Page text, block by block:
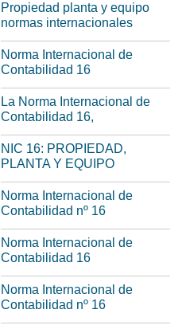
Propiedad planta y equipo
normas internacionales
Norma Internacional de
Contabilidad 16
La Norma Internacional de
Contabilidad 16,
NIC 16: PROPIEDAD,
PLANTA Y EQUIPO
Norma Internacional de
Contabilidad nº 16
Norma Internacional de
Contabilidad 16
Norma Internacional de
Contabilidad nº 16